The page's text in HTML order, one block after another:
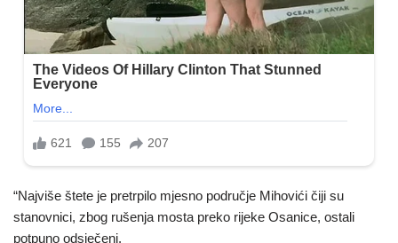
“Najviše štete je pretrpilo mjesno područje Mihovići čiji su
stanovnici, zbog rušenja mosta preko rijeke Osanice, ostali
potpuno odsječeni.